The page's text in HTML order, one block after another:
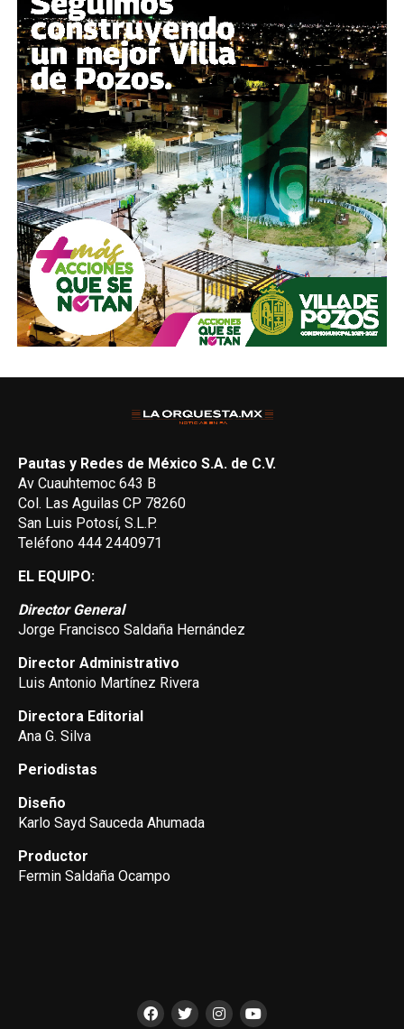
Pautas y Redes de México S.A. de C.V.
Av Cuauhtemoc 643 B
Col. Las Aguilas CP 78260
San Luis Potosí, S.L.P.
Teléfono 444 2440971
EL EQUIPO:
Director General
Jorge Francisco Saldaña Hernández
Director Administrativo
Luis Antonio Martínez Rivera
Directora Editorial
Ana G. Silva
Periodistas
Diseño
Karlo Sayd Sauceda Ahumada
Productor
Fermin Saldaña Ocampo